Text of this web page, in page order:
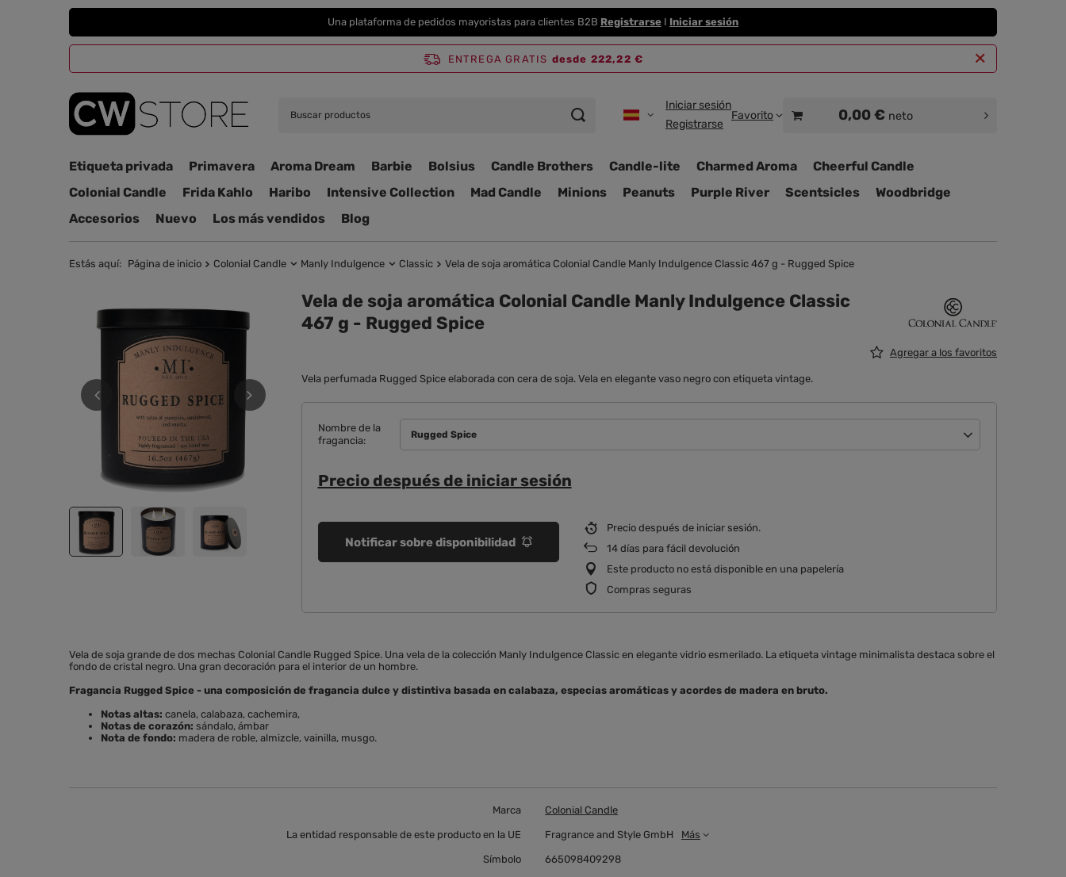
Una plataforma de pedidos mayoristas para clientes B2B Registrarse I Iniciar sesión
ENTREGA GRATIS desde 222,22 €
Iniciar sesión
Registrarse
Favorito 0,00 € neto
Etiqueta privada Primavera Aroma Dream Barbie Bolsius Candle Brothers Candle-lite Charmed Aroma
Cheerful Candle
Colonial Candle
Frida Kahlo Haribo Intensive Collection Mad Candle Minions Peanuts Purple River Scentsicles
Woodbridge
Accesorios
Nuevo Los más vendidos Blog
Estás aquí: Página de inicio Colonial Candle Manly Indulgence Classic Vela de soja aromática Colonial Candle Manly Indulgence Classic 467 g - Rugged Spice
Vela de soja aromática Colonial Candle Manly Indulgence Classic
467 g - Rugged Spice
Agregar a los favoritos
Vela perfumada Rugged Spice elaborada con cera de soja. Vela en elegante vaso negro con etiqueta vintage.
Nombre de la
fragancia
Rugged Spice
Precio después de iniciar sesión
Notificar sobre disponibilidad
Precio después de iniciar sesión
14días para fácil devolución
Este producto no está disponible en una papelería
Compras seguras
Vela de soja grande de dos mechas Colonial Candle Rugged Spice. Una vela de la colección Manly Indulgence Classic en elegante vidrio esmerilado. La etiqueta vintage minimalista destaca sobre el
fondo de cristal negro. Una gran decoración para el interior de un hombre.
Fragancia Rugged Spice - una composición de fragancia dulce y distintiva basada en calabaza, especias aromáticas y acordes de madera en bruto.
Notas altas: canela, calabaza, cachemira,
Notas de corazón: sándalo, ámbar
Nota de fondo: madera de roble, almizcle, vainilla, musgo.
Marca Colonial Candle
La entidad responsable de este producto en la UE Fragrance and Style GmbH Más
Símbolo 665098409298